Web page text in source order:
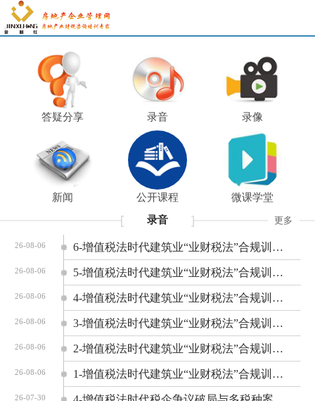
答疑分享 录音 录像
新闻 公开课程 微课学堂
录音 更多
26-08-06 6-增值税法时代建筑业“业财税法”合规训练营
26-08-06 5-增值税法时代建筑业“业财税法”合规训练营
26-08-06 4-增值税法时代建筑业“业财税法”合规训练营
26-08-06 3-增值税法时代建筑业“业财税法”合规训练营
26-08-06 2-增值税法时代建筑业“业财税法”合规训练营
26-08-06 1-增值税法时代建筑业“业财税法”合规训练营
26-07-30